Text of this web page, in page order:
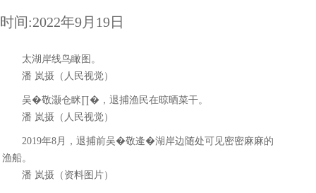
时间:2022年9月19日
太湖岸线鸟瞰图。
潘 岚摄（人民视觉）
吴�敬灏仓眯∏�，退捕渔民在晾晒菜干。
潘 岚摄（人民视觉）
2019年8月，退捕前吴�敬逄�湖岸边随处可见密密麻麻的
渔船。
潘 岚摄（资料图片）